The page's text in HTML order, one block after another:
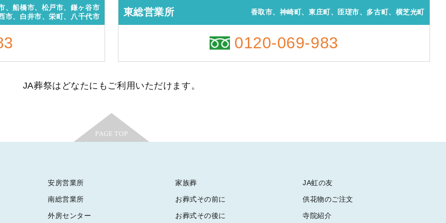
、船橋市、松戸市、鎌ヶ谷市
市、白井市、栄町、八千代市
東総営業所 香取市、神崎町、東庄町、匝瑳市、多古町、横芝光町
0120-069-983
JA葬祭はどなたにもご利用いただけます。
安房営業所
南総営業所
外房センター
家族葬
お葬式その前に
お葬式その後に
JA虹の友
供花物のご注文
寺院紹介